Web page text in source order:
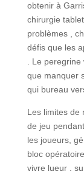
obtenir à
chirurgie
problèmes ,
défis que les
. Le
que manquer
qui bureau
Les limites de
de jeu
les joueurs,
bloc
vivre lueur .